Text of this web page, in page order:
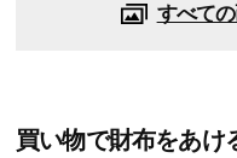
すべて
買い物で財布をあけ